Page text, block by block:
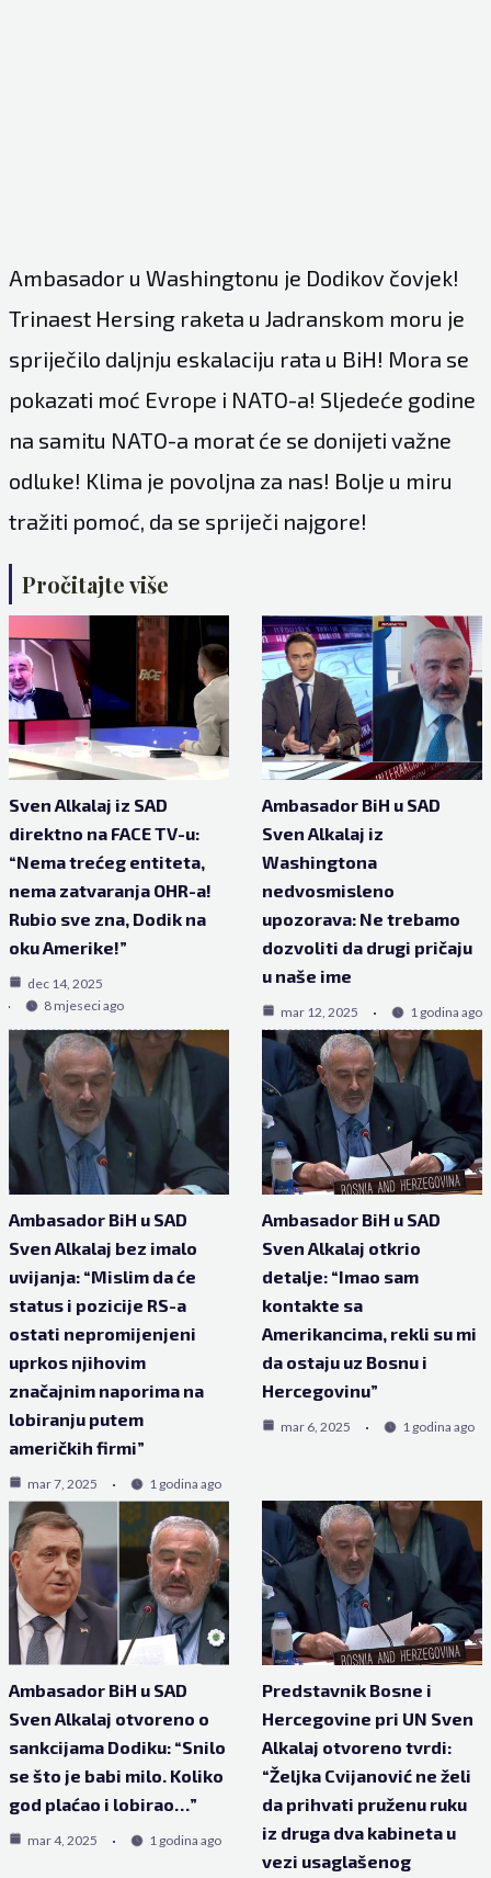
Ambasador u Washingtonu je Dodikov čovjek!
Trinaest Hersing raketa u Jadranskom moru je
spriječilo daljnju eskalaciju rata u BiH! Mora se
pokazati moć Evrope i NATO-a! Sljedeće godine
na samitu NATO-a morat će se donijeti važne
odluke! Klima je povoljna za nas! Bolje u miru
tražiti pomoć, da se spriječi najgore!
Pročitajte više
Sven Alkalaj iz SAD
direktno na FACE TV-u:
“Nema trećeg entiteta,
nema zatvaranja OHR-a!
Rubio sve zna, Dodik na
oku Amerike!”
dec 14, 2025
8 mjeseci ago
Ambasador BiH u SAD
Sven Alkalaj iz
Washingtona
nedvosmisleno
upozorava: Ne trebamo
dozvoliti da drugi pričaju
u naše ime
mar 12, 2025 1 godina ago
Ambasador BiH u SAD
Sven Alkalaj bez imalo
uvijanja: “Mislim da će
status i pozicije RS-a
ostati nepromijenjeni
uprkos njihovim
značajnim naporima na
lobiranju putem
američkih firmi”
mar 7, 2025 1 godina ago
Ambasador BiH u SAD
Sven Alkalaj otkrio
detalje: “Imao sam
kontakte sa
Amerikancima, rekli su mi
da ostaju uz Bosnu i
Hercegovinu”
mar 6, 2025 1 godina ago
Ambasador BiH u SAD
Sven Alkalaj otvoreno o
sankcijama Dodiku: “Snilo
se što je babi milo. Koliko
god plaćao i lobirao…”
mar 4, 2025 1 godina ago
Predstavnik Bosne i
Hercegovine pri UN Sven
Alkalaj otvoreno tvrdi:
“Željka Cvijanović ne želi
da prihvati pruženu ruku
iz druga dva kabineta u
vezi usaglašenog